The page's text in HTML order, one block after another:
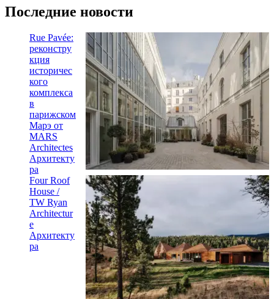
Последние новости
Rue Pavée:
реконстру
кция
историчес
кого
комплекса
в
парижском
Марэ от
MARS
Architectes
Архитекту
ра
Four Roof
House /
TW Ryan
Architectur
e
Архитекту
ра